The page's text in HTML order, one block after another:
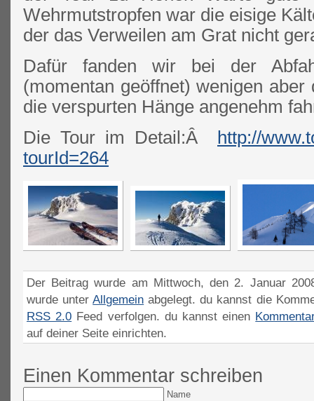
Wehrmutstropfen war die eisige
der das Verweilen am Grat nicht
Dafür fanden wir bei der
(momentan geöffnet) wenigen
die verspurten Hänge angenehm
Die Tour im Detail:Â
http://
tourId=264
Der Beitrag wurde am Mittwoch, den 2. Januar
wurde unterAllgemein abgelegt. du kannst die
RSS 2.0 Feed verfolgen. du kannst einen
auf deiner Seite einrichten.
Einen Kommentar schreiben
Name